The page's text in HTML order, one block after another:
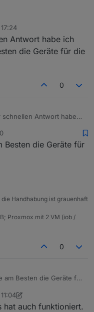
so geschrieben
Antwort habe ich
die Geräte für die
0
Besten die Geräte für
Handhabung ist grauenhaft
Proxmox mit 2 VM (iob /
0
am Besten die Geräte für
hat auch funktioniert.